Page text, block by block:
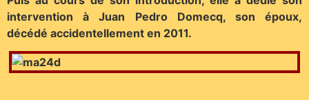
intervention à Juan Pedro Domecq, son époux,
décédé accidentellement en 2011.